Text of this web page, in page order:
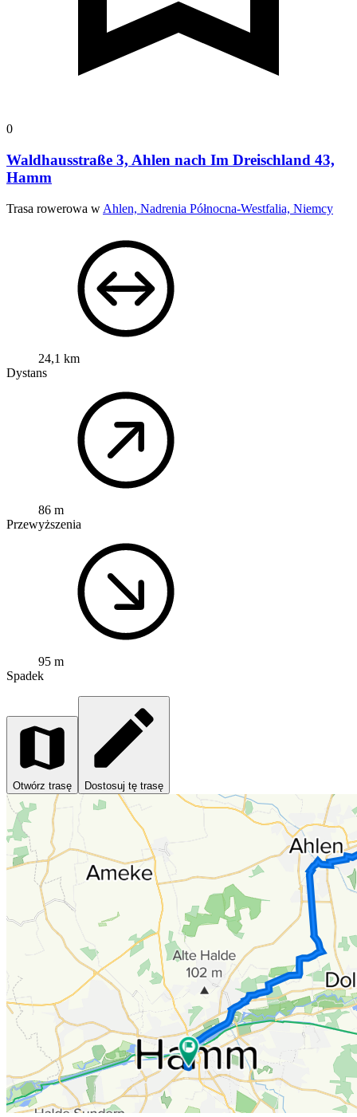
0
Waldhausstraße 3, Ahlen nach Im Dreischland 43,
Hamm
Trasa rowerowa w Ahlen, Nadrenia Północna-Westfalia, Niemcy
24,1 km
Dystans
86 m
Przewyższenia
95 m
Spadek
Otwórz trasę Dostosuj tę trasę